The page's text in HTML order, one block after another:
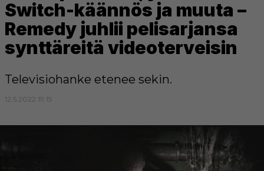
Switch-käännös ja muuta –
Remedy juhlii pelisarjansa
synttäreitä videoterveisin
Televisiohanke etenee sekin.
12.5.2022 19:15